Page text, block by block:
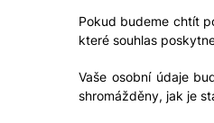
Pokud budeme chtít
které souhlas
Vaše osobní údaje
shromážděny, jak je